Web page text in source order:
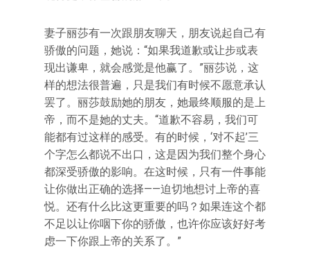
妻子丽莎有一次跟朋友聊天，朋友说起自己有
骄傲的问题，她说：“如果我道歉或让步或表
现出谦卑，就会感觉是他赢了。”丽莎说，这
样的想法很普遍，只是我们有时候不愿意承认
罢了。丽莎鼓励她的朋友，她最终顺服的是上
帝，而不是她的丈夫。“道歉不容易，我们可
能都有过这样的感受。有的时候，‘对不起’三
个字怎么都说不出口，这是因为我们整个身心
都深受骄傲的影响。在这时候，只有一件事能
让你做出正确的选择——迫切地想讨上帝的喜
悦。还有什么比这更重要的吗？如果连这个都
不足以让你咽下你的骄傲，也许你应该好好考
虑一下你跟上帝的关系了。”